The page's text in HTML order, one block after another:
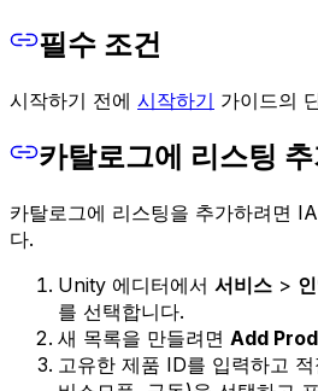
필수 조건
시작하기 전에 시작하기 가이드의
카탈로그에 리스팅
카탈로그에 리스팅을 추가하려면
다.
Unity 에디터에서 서비스 >
를 선택합니다.
새 목록을 만들려면 Add
고유한 제품 ID를 입력하고